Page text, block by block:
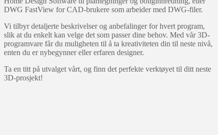
DWG FastView for CAD-brukere som arbeider med DWG-filer.
Vi tilbyr detaljerte beskrivelser og anbefalinger for hvert program,
slik at du enkelt kan velge det som passer dine behov. Med vår 3D-
programvare får du muligheten til å ta kreativiteten din til neste nivå,
enten du er nybegynner eller erfaren designer.
Ta en titt på utvalget vårt, og finn det perfekte verktøyet til ditt neste
3D-prosjekt!